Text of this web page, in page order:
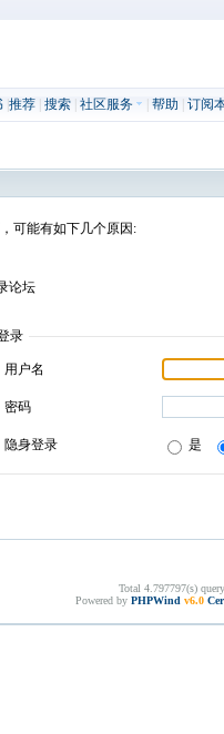
| 推荐| 搜索| 社区服务 帮助 订阅
可能有如下几个原因:
论坛
录
用户名
密码
隐身登录 是
Total 4.797797(s)
Powered by PHPWind v6.0